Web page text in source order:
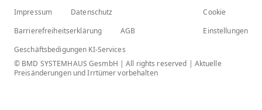
Impressum
Datenschutz
Barrierefreiheitserklärung
AGB
Geschäftsbedigungen KI-Services
Cookie
Einstellungen
© BMD SYSTEMHAUS GesmbH | All rights reserved | Aktuelle
Preisänderungen und Irrtümer vorbehalten